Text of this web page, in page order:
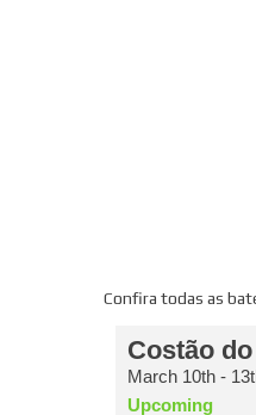
Confira todas as